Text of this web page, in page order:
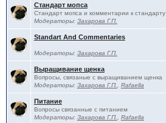
Стандарт мопса
Стандарт мопса и комментарии к стандарту
Модераторы: Захарова Г.П.
Standart And Commentaries
Модераторы: Захарова Г.П.
Выращивание щенка
Вопросы, связаные с выращиванием щенка
Модераторы: Захарова Г.П. Rafaella
Питание
Вопросы связанные с питанием
Модераторы: Захарова Г.П. Rafaella